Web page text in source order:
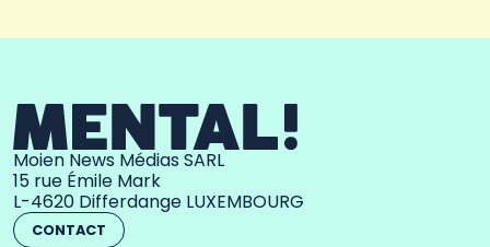
Moien News Médias SARL
15 rue Émile Mark
L-4620 Differdange LUXEMBOURG
CONTACT